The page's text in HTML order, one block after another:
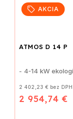
AKCIA
ATMOS D 14 P
2 402,23 € bez DPH
2 954,74 €
- 4-14 kW